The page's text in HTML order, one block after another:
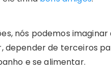
nós podemos imaginar
depender de terceiros
e se alimentar.